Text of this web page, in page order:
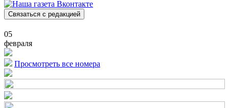
Связаться с редакцией
05
февраля
Просмотреть все номера